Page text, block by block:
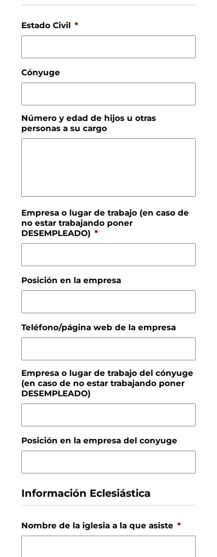
Estado Civil *
Cónyuge
Número y edad de hijos u otras
personas a su cargo
Empresa o lugar de trabajo (en caso de
no estar trabajando poner
DESEMPLEADO) *
Posición en la empresa
Teléfono/página web de la empresa
Empresa o lugar de trabajo del cónyuge
(en caso de no estar trabajando poner
DESEMPLEADO)
Posición en la empresa del conyuge
Información Eclesiástica
Nombre de la iglesia a la que asiste *